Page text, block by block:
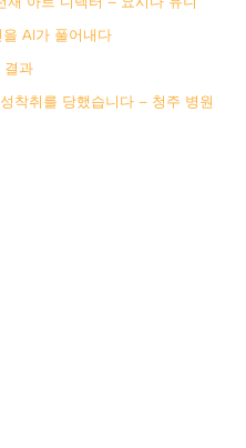
AI가 풀어내다
결과
착취를 당했습니다 – 청주 병원